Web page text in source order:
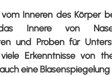
Inneren des Körper
von Nase
und Proben für
Erkenntnisse von
eine Blasenspiegelung